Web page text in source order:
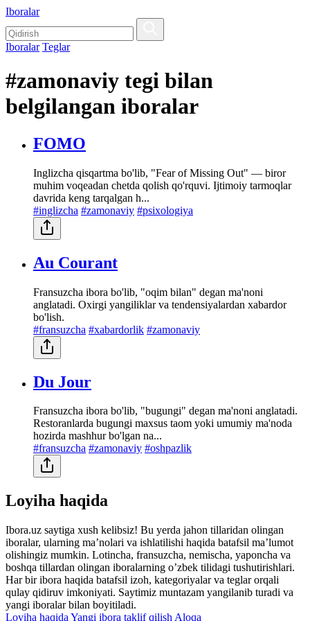
Iboralar
Iboralar Teglar
#zamonaviy tegi bilan
belgilangan iboralar
FOMO
Inglizcha qisqartma bo'lib, "Fear of Missing Out" — biror
muhim voqeadan chetda qolish qo'rquvi. Ijtimoiy tarmoqlar
davrida keng tarqalgan h...
#inglizcha #zamonaviy #psixologiya
Au Courant
Fransuzcha ibora bo'lib, "oqim bilan" degan ma'noni
anglatadi. Oxirgi yangiliklar va tendensiyalardan xabardor
bo'lish.
#fransuzcha #xabardorlik #zamonaviy
Du Jour
Fransuzcha ibora bo'lib, "bugungi" degan ma'noni anglatadi.
Restoranlarda bugungi maxsus taom yoki umumiy ma'noda
hozirda mashhur bo'lgan na...
#fransuzcha #zamonaviy #oshpazlik
Loyiha haqida
Ibora.uz saytiga xush kelibsiz! Bu yerda jahon tillaridan olingan
iboralar, ularning maʼnolari va ishlatilishi haqida batafsil maʼlumot
olishingiz mumkin. Lotincha, fransuzcha, nemischa, yaponcha va
boshqa tillardan olingan iboralarning oʼzbek tilidagi tushutirishlari.
Har bir ibora haqida batafsil izoh, kategoriyalar va teglar orqali
qulay qidiruv imkoniyati. Saytimiz muntazam yangilanib turadi va
yangi iboralar bilan boyitiladi.
Loyiha haqida Yangi ibora taklif qilish Aloqa